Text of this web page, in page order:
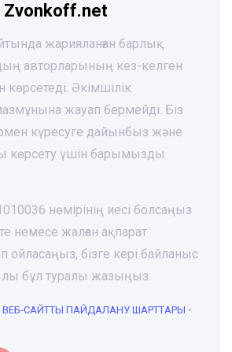
Zvonkoff.net
жарияланған барлық
авторларының кез-келген
көрсетеді. Әкімшілік
жауап бермейді. Біз
күресуге дайынбыз және
көрсету үшін барымызды
нөмірінің иесі болсаңыз
немесе жалған ақпарат
ойласаңыз, бізге кері байланыс
бұл туралы жазыңыз.
ВЕБ-CАЙТТЫ ПАЙДАЛАНУ ШАРТТАРЫ •